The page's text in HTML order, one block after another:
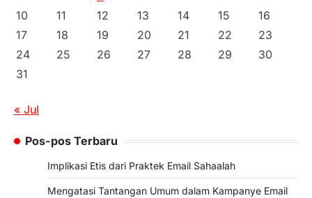
10
11 12 13 14 15
16
17
18 19 20 21 22
23
24
25 26 27 28 29
30
31
« Jul
Pos-pos Terbaru
Implikasi Etis dari Praktek Email Sahaalah
Mengatasi Tantangan Umum dalam Kampanye Email